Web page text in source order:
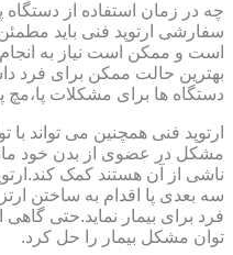
چه در زمان استفاده از
سفارشی ارتوپد فنی باید
است و ممکن است نیاز به انجام
بهترین حالت ممکن برای فرد
دستگاه ها برای مشکلات
ارتوپد فنی همچنین می تواند با
مشکل در عضوی از بدن خود
ناشی از آن هستند کمک
سه بعدی پا اقدام به ساختن
فرد برای بیمار نماید.حتی
توان مشکل بیمار را حل کرد.